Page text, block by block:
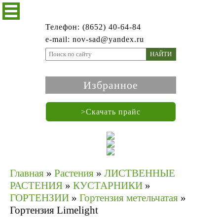
Телефон: (8652) 40-64-84
e-mail: nov-sad@yandex.ru
НАЙТИ
Избранное
>Скачать прайс
Главная » Растения » ЛИСТВЕННЫЕ
РАСТЕНИЯ » КУСТАРНИКИ »
ГОРТЕНЗИИ » Гортензия метельчатая »
Гортензия Limelight